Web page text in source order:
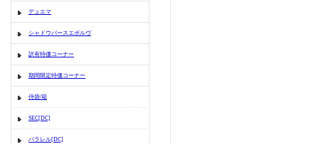
デュエマ
シャドウバースエボルヴ
訳有特価コーナー
期間限定特価コーナー
侍袋/箱
SEC[DC]
パラレル[DC]